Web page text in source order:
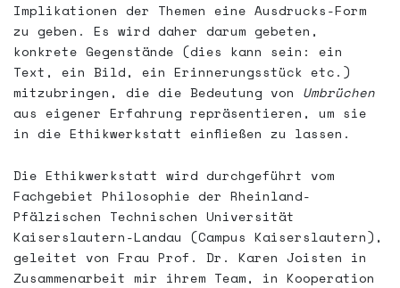
Implikationen der Themen eine Ausdrucks-Form
zu geben. Es wird daher darum gebeten,
konkrete Gegenstände (dies kann sein: ein
Text, ein Bild, ein Erinnerungsstück etc.)
mitzubringen, die die Bedeutung von Umbrüchen
aus eigener Erfahrung repräsentieren, um sie
in die Ethikwerkstatt einfließen zu lassen.
Die Ethikwerkstatt wird durchgeführt vom
Fachgebiet Philosophie der Rheinland-
Pfälzischen Technischen Universität
Kaiserslautern-Landau (Campus Kaiserslautern),
geleitet von Frau Prof. Dr. Karen Joisten in
Zusammenarbeit mir ihrem Team, in Kooperation